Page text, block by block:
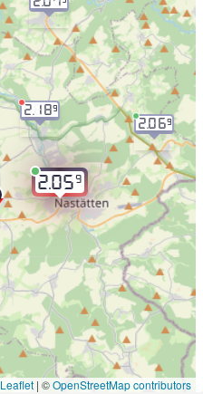
2.059
2.189
2.069
Leaflet | ©OpenStreetMap contributors